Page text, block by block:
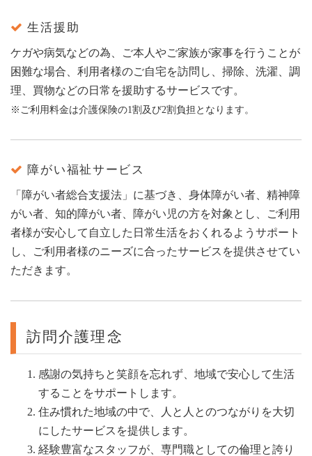
生活援助
ケガや病気などの為、ご本人やご家族が家事を行うことが
困難な場合、利用者様のご自宅を訪問し、掃除、洗濯、調
理、買物などの日常を援助するサービスです。
※ご利用料金は介護保険の1割及び2割負担となります。
障がい福祉サービス
「障がい者総合支援法」に基づき、身体障がい者、精神障
がい者、知的障がい者、障がい児の方を対象とし、ご利用
者様が安心して自立した日常生活をおくれるようサポート
し、ご利用者様のニーズに合ったサービスを提供させてい
ただきます。
訪問介護理念
感謝の気持ちと笑顔を忘れず、地域で安心して生活
することをサポートします。
住み慣れた地域の中で、人と人とのつながりを大切
にしたサービスを提供します。
経験豊富なスタッフが、専門職としての倫理と誇り